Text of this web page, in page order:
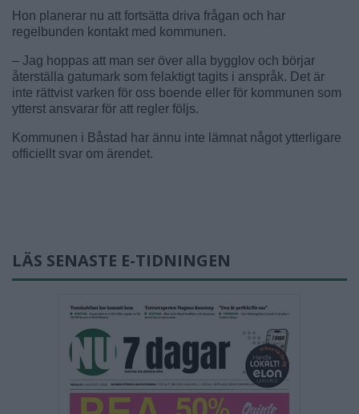
Hon planerar nu att fortsätta driva frågan och har
regelbunden kontakt med kommunen.
– Jag hoppas att man ser över alla bygglov och börjar
återställa gatumark som felaktigt tagits i anspråk. Det är
inte rättvist varken för oss boende eller för kommunen som
ytterst ansvarar för att regler följs.
Kommunen i Båstad har ännu inte lämnat något ytterligare
officiellt svar om ärendet.
LÄS SENASTE E-TIDNINGEN